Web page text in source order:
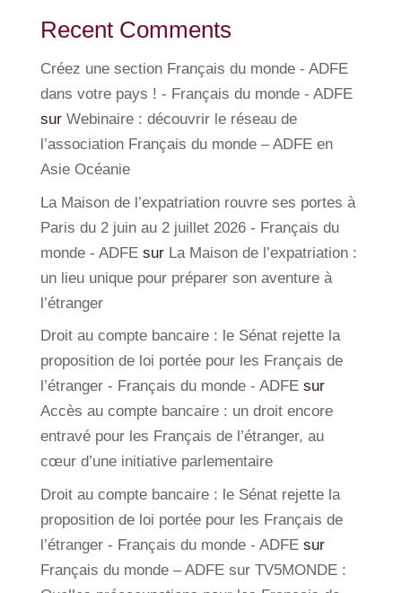
Recent Comments
Créez une section Français du monde - ADFE
dans votre pays ! - Français du monde - ADFE
sur Webinaire : découvrir le réseau de
l’association Français du monde – ADFE en
Asie Océanie
La Maison de l’expatriation rouvre ses portes à
Paris du 2 juin au 2 juillet 2026 - Français du
monde - ADFEsur La Maison de l’expatriation :
un lieu unique pour préparer son aventure à
l’étranger
Droit au compte bancaire : le Sénat rejette la
proposition de loi portée pour les Français de
l’étranger - Français du monde - ADFEsur
Accès au compte bancaire : un droit encore
entravé pour les Français de l’étranger, au
cœur d’une initiative parlementaire
Droit au compte bancaire : le Sénat rejette la
proposition de loi portée pour les Français de
l’étranger - Français du monde - ADFEsur
Français du monde – ADFE sur TV5MONDE :